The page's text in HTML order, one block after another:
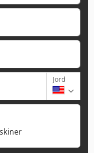
Jord